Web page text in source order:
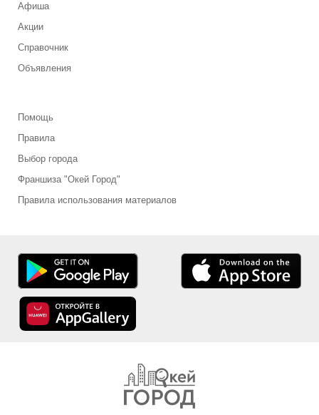
Афиша
Акции
Справочник
Объявления
Помощь
Правила
Выбор города
Франшиза "Окей Город"
Правила использования материалов